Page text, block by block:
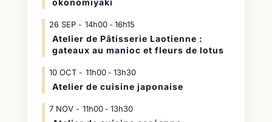
26 SEP 14h00- 16h15
Atelier de Pâtisserie Laotienne :
gateaux au manioc et fleurs de lotus
10 OCT 11h00- 13h30
Atelier de cuisine japonaise
7 NOV 11h00- 13h30